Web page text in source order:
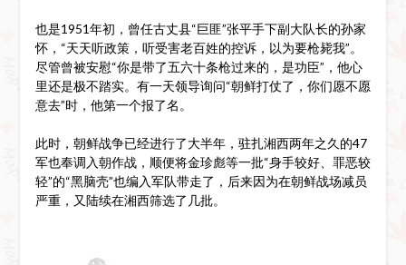
也是1951年初，曾任古丈县“巨匪”张平手下副大队长的孙家
怀，“天天听政策，听受害老百姓的控诉，以为要枪毙我”。
尽管曾被安慰“你是带了五六十条枪过来的，是功臣”，他心
里还是极不踏实。有一天领导询问“朝鲜打仗了，你们愿不愿
意去”时，他第一个报了名。
此时，朝鲜战争已经进行了大半年，驻扎湘西两年之久的47
军也奉调入朝作战，顺便将金珍彪等一批“身手较好、罪恶较
轻”的“黑脑壳”也编入军队带走了，后来因为在朝鲜战场减员
严重，又陆续在湘西筛选了几批。